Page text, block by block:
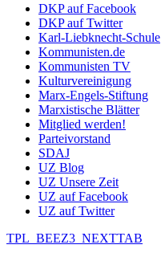
DKP auf Facebook
DKP auf Twitter
Karl-Liebknecht-Schule
Kommunisten.de
Kommunisten TV
Kulturvereinigung
Marx-Engels-Stiftung
Marxistische Blätter
Mitglied werden!
Parteivorstand
SDAJ
UZ Blog
UZ Unsere Zeit
UZ auf Facebook
UZ auf Twitter
TPL_BEEZ3_NEXTTAB